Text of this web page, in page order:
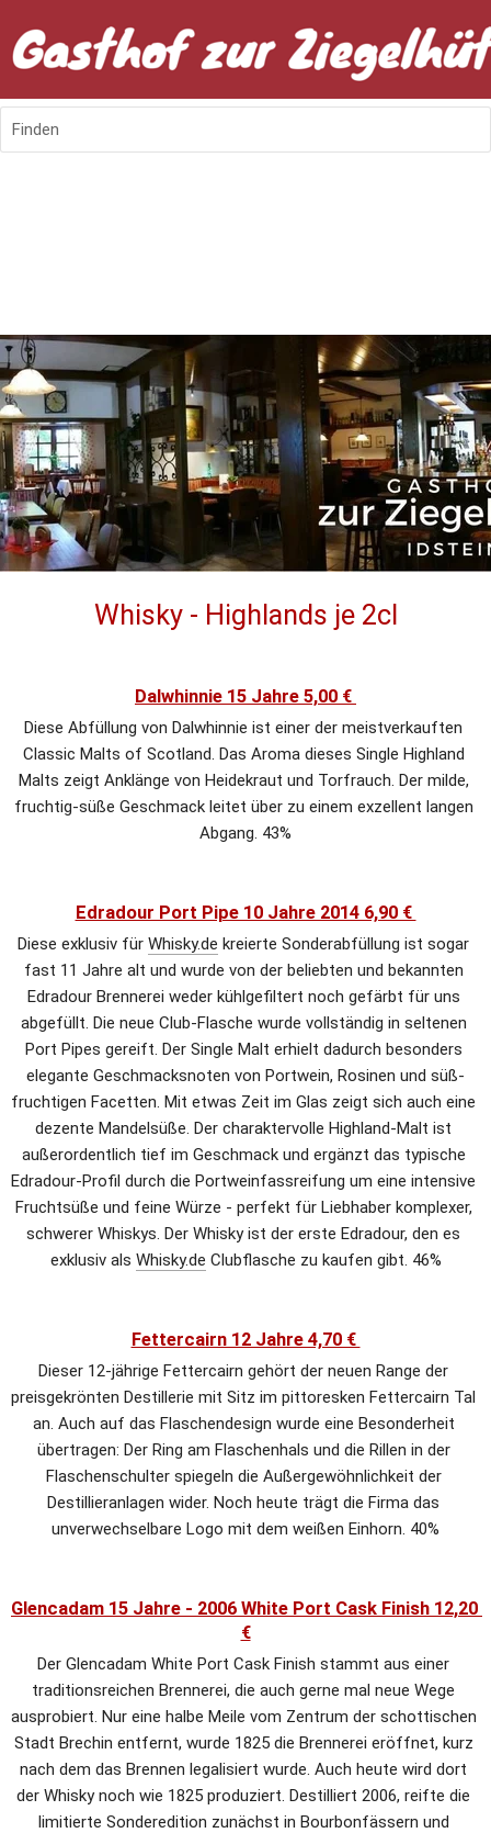
Finden
Whisky - Highlands je 2cl
Dalwhinnie 15 Jahre 5,00 €
Diese Abfüllung von Dalwhinnie ist einer der meistverkauften
Classic Malts of Scotland. Das Aroma dieses Single Highland
Malts zeigt Anklänge von Heidekraut und Torfrauch. Der milde,
fruchtig-süße Geschmack leitet über zu einem exzellent langen
Abgang. 43%
Edradour Port Pipe 10 Jahre 2014 6,90 €
Diese exklusiv für Whisky.de kreierte Sonderabfüllung ist sogar
fast 11 Jahre alt und wurde von der beliebten und bekannten
Edradour Brennerei weder kühlgefiltert noch gefärbt für uns
abgefüllt. Die neue Club-Flasche wurde vollständig in seltenen
Port Pipes gereift. Der Single Malt erhielt dadurch besonders
elegante Geschmacksnoten von Portwein, Rosinen und süß-
fruchtigen Facetten. Mit etwas Zeit im Glas zeigt sich auch eine
dezente Mandelsüße. Der charaktervolle Highland-Malt ist
außerordentlich tief im Geschmack und ergänzt das typische
Edradour-Profil durch die Portweinfassreifung um eine intensive
Fruchtsüße und feine Würze - perfekt für Liebhaber komplexer,
schwerer Whiskys. Der Whisky ist der erste Edradour, den es
exklusiv als Whisky.de Clubflasche zu kaufen gibt. 46%
Fettercairn 12 Jahre 4,70 €
Dieser 12-jährige Fettercairn gehört der neuen Range der
preisgekrönten Destillerie mit Sitz im pittoresken Fettercairn Tal
an. Auch auf das Flaschendesign wurde eine Besonderheit
übertragen: Der Ring am Flaschenhals und die Rillen in der
Flaschenschulter spiegeln die Außergewöhnlichkeit der
Destillieranlagen wider. Noch heute trägt die Firma das
unverwechselbare Logo mit dem weißen Einhorn. 40%
Glencadam 15 Jahre - 2006 White Port Cask Finish 12,20
€
Der Glencadam White Port Cask Finish stammt aus einer
traditionsreichen Brennerei, die auch gerne mal neue Wege
ausprobiert. Nur eine halbe Meile vom Zentrum der schottischen
Stadt Brechin entfernt, wurde 1825 die Brennerei eröffnet, kurz
nach dem das Brennen legalisiert wurde. Auch heute wird dort
der Whisky noch wie 1825 produziert. Destilliert 2006, reifte die
limitierte Sonderedition zunächst in Bourbonfässern und